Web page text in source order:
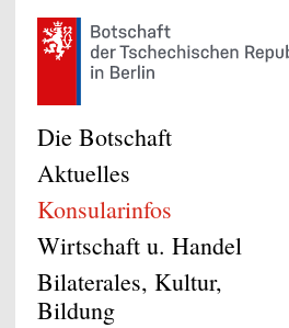
Die Botschaft
Aktuelles
Konsularinfos
Wirtschaft u. Handel
Bilaterales, Kultur,
Bildung